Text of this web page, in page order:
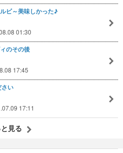
ビ～美味しかった♪
01:30
のその後
17:45
さい
17:11
見る